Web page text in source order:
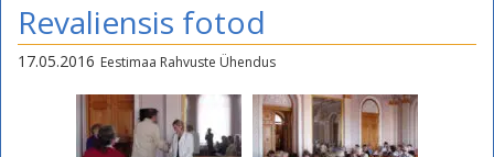
Revaliensis fotod
17.05.2016 Eestimaa Rahvuste Ühendus